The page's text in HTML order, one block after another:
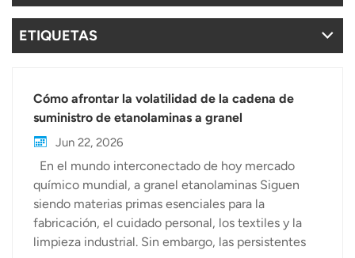
ETIQUETAS
Cómo afrontar la volatilidad de la cadena de
suministro de etanolaminas a granel
Jun 22, 2026
En el mundo interconectado de hoy mercado
químico mundial, a granel etanolaminas Siguen
siendo materias primas esenciales para la
fabricación, el cuidado personal, los textiles y la
limpieza industrial. Sin embargo, las persistentes